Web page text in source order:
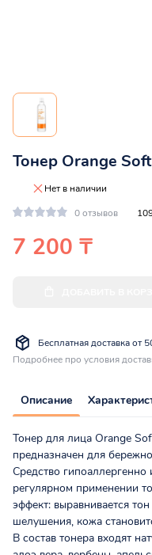
Тонер Orange
Нет в наличии
0 отзывов
7 200 ₸
Бесплатная доставка от
Подробнее про условия
Описание
Тонер для лица Orange
предназначен для
Средство
регулярном применении
эффект: выравнивается
шелушения, кожа
В состав тонера входят